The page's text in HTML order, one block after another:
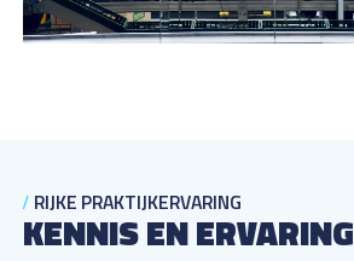
RIJKE PRAKTIJKERVARING
KENNIS EN ERVARING